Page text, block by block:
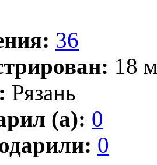
36
18
Рязань
(а): 0
0